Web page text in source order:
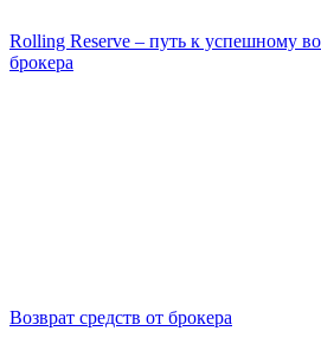
Rolling Reserve – путь к успешному
брокера
Возврат средств от брокера